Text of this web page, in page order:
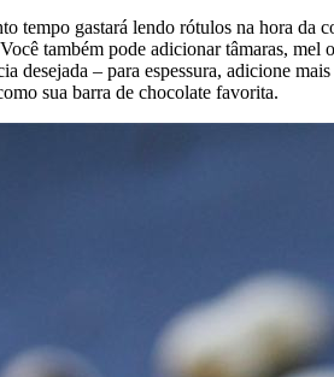
tempo gastará lendo rótulos na hora da
também pode adicionar tâmaras, mel
desejada – para espessura, adicione
sua barra de chocolate favorita.